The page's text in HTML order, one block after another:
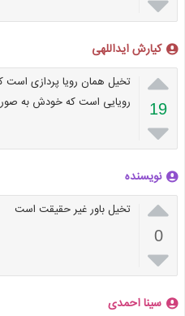
کیارش ایداللهی

19

تخیل همان رویا پردازی است
رویایی است که خودش به
نویسنده

0

تخیل باور غیر حقیقت است
سینا احمدی